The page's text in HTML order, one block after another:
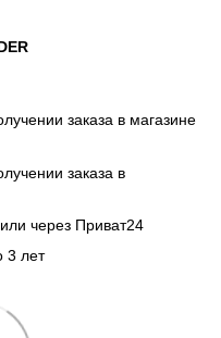
заказа в магазине
заказа в
через Приват24
3 лет